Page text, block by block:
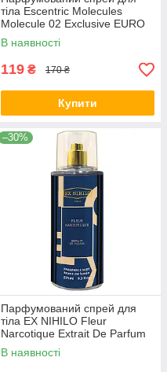
тіла Escentric Molecules
Molecule 02 Exclusive EURO
275 мл
В наявності
119 ₴ 170 ₴
Купити
–30%
Парфумований спрей для
тіла EX NIHILO Fleur
Narcotique Extrait De Parfum
Exclusive EURO 275 мл
В наявності